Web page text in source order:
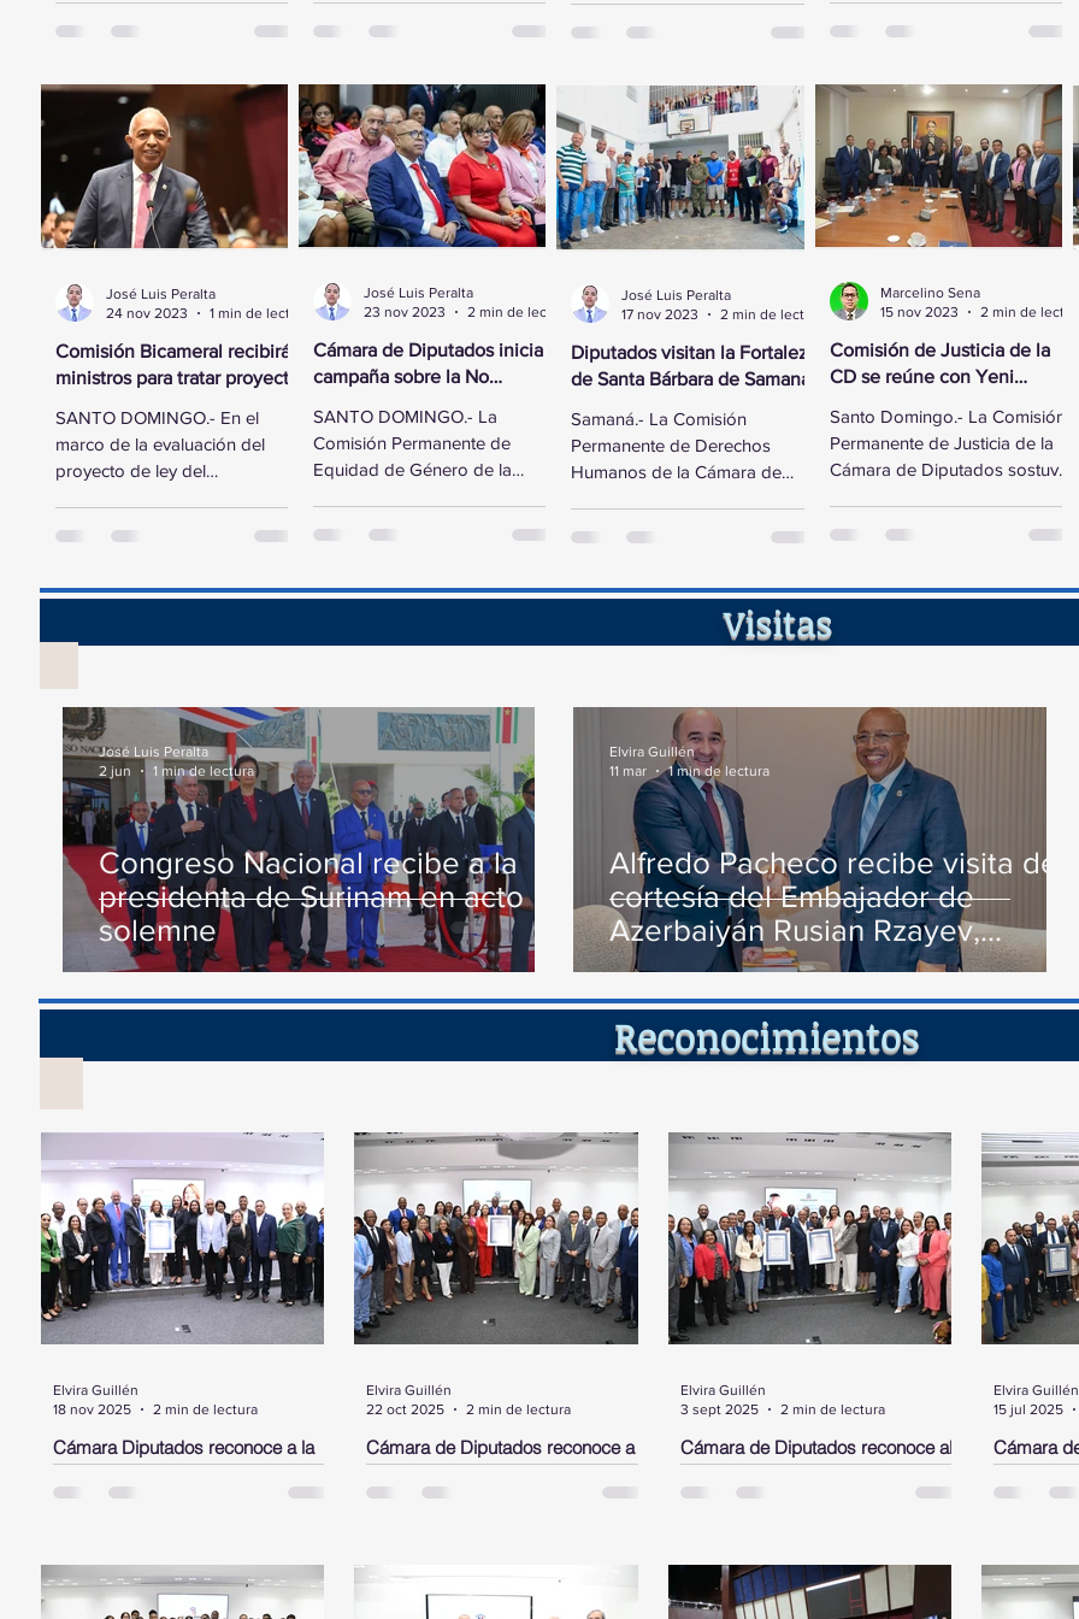
Comisión Bicameral recibirá
ministros para tratar proyecto
General del Estado
SANTO DOMINGO.- En el
marco de la evaluación del
proyecto de ley del
José Luis Peralta
24 nov 2023
Cámara de Diputados inicia
campaña sobre la No
SANTO DOMINGO.- La
Comisión Permanente de
Equidad de Género de la
José Luis Peralta
23 nov 2023
Diputados visitan la Fortaleza
de Santa Bárbara de Samaná
Samaná.- La Comisión
Permanente de Derechos
Humanos de la Cámara de
José Luis Peralta
17 nov 2023
Comisión de Justicia de la
CD se reúne con Yeni
Santo Domingo.- La Comisión
Permanente de Justicia de la
Cámara de Diputados sostuvo
Marcelino Sena
15 nov 2023
Congreso Nacional recibe a la
presidenta de Surinam en acto
solemne
José Luis Peralta
2 jun
1 min de lectura
Alfredo Pacheco recibe visita de
cortesía del Embajador de
Azerbaiyán Rusian Rzayev,
conversan varios temas de
interés
Elvira Guillén
11 mar
1 min de lectura
Cámara Diputados reconoce a la
dominicana, Cristina Contreras,
radicada en NY, por su trayectoria y
Diputados, entregó este martes un
pergamino de reconocimiento a la
Dra. Cristina Contreras, dominicana
Elvira Guillén
18 nov 2025
2 min de lectura
Cámara de Diputados reconoce a
Laura Jiménez Pimentel,
dominicana destacada en los
Alfredo Pacheco, la Cámara de
Diputados entregó un pergamino de
Elvira Guillén
22 oct 2025
2 min de lectura
Cámara de Diputados reconoce al
neurocirujano José Antonio
Peguero Calzada y al cantante de
Diputados, en un acto encabezado
por su presidente, Alfredo Pacheco,
entregó este miércoles dos
Elvira Guillén
3 sept 2025
2 min de lectura
Cámara
Rubby
DN y a un
Diputados
aprobados
Elvira Guillén
15 jul 2025